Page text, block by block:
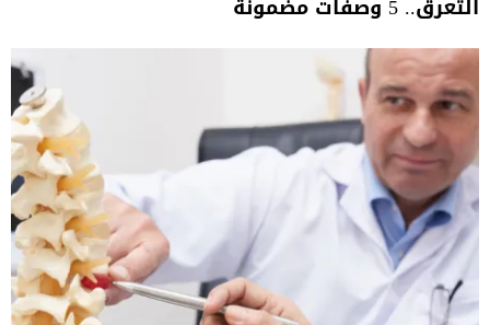
التعرق.. 5 وصفات مضمونة